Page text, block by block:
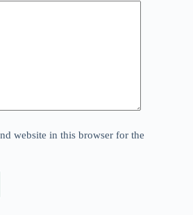
website in this browser for the